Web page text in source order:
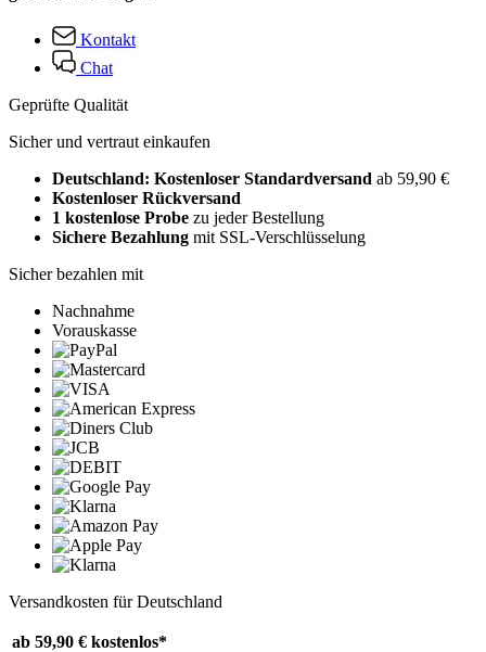
Kontakt
Chat
Geprüfte Qualität
Sicher und vertraut einkaufen
Deutschland: Kostenloser Standardversand ab 59,90 €
Kostenloser Rückversand
1 kostenlose Probe zu jeder Bestellung
Sichere Bezahlung mit SSL-Verschlüsselung
Sicher bezahlen mit
Nachnahme
Vorauskasse
Versandkosten für Deutschland
ab 59,90 € kostenlos*